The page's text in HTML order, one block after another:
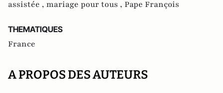
assistée , mariage pour tous , Pape François
THEMATIQUES
France
A PROPOS DES AUTEURS